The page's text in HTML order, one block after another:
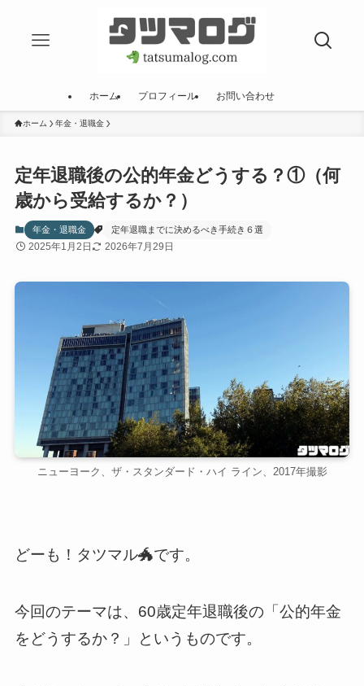
ホーム プロフィール お問い合わせ
ホーム 年金・退職金
定年退職後の公的年金どうする？①（何
歳から受給するか？）
年金・退職金 定年退職までに決めるべき手続き６選
2025年1月2日 2026年7月29日
ニューヨーク、ザ・スタンダード・ハイ ライン、2017年撮影
どーも！タツマル🐲です。
今回のテーマは、60歳定年退職後の「公的年金
をどうするか？」というものです。